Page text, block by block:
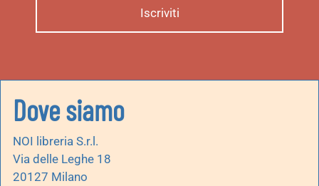
Dove siamo
NOI libreria S.r.l.
Via delle Leghe 18
20127 Milano